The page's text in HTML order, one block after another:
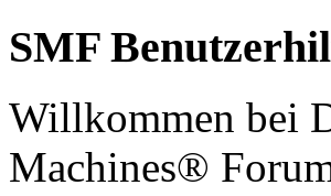
SMF
Willkommen bei
Machines®